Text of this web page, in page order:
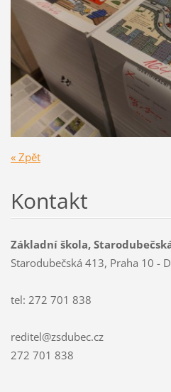
« Zpět
Kontakt
Základní škola,
Starodubečská 413, Praha 10 -
tel: 272 701 838
reditel@zsdubec.cz
272 701 838